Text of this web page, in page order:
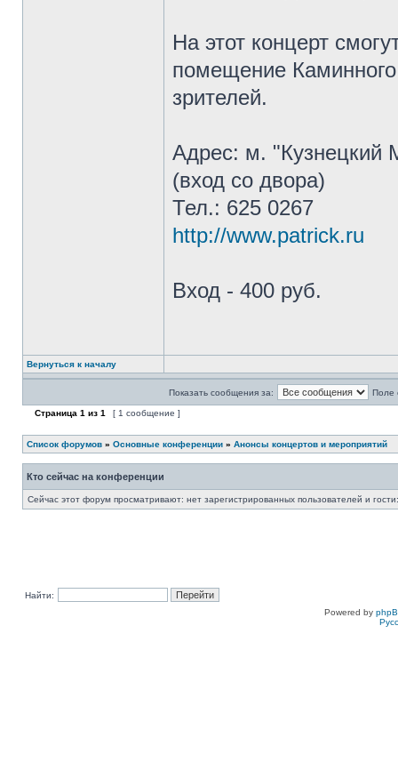
На этот концерт
помещение
зрителей.
Адрес: м. "Кузнецкий
(вход со двора)
Тел.: 625 0267
http://www.patrick.ru
Вход - 400 руб.
Вернуться к началу
Показать сообщения за: Поле
Страница 1 из 1 [ 1 сообщение ]
Список форумов » Основные конференции » Анонсы концертов и мероприятий
Кто сейчас на конференции
Сейчас этот форум просматривают: нет зарегистрированных пользователей и
Найти:
Powered by